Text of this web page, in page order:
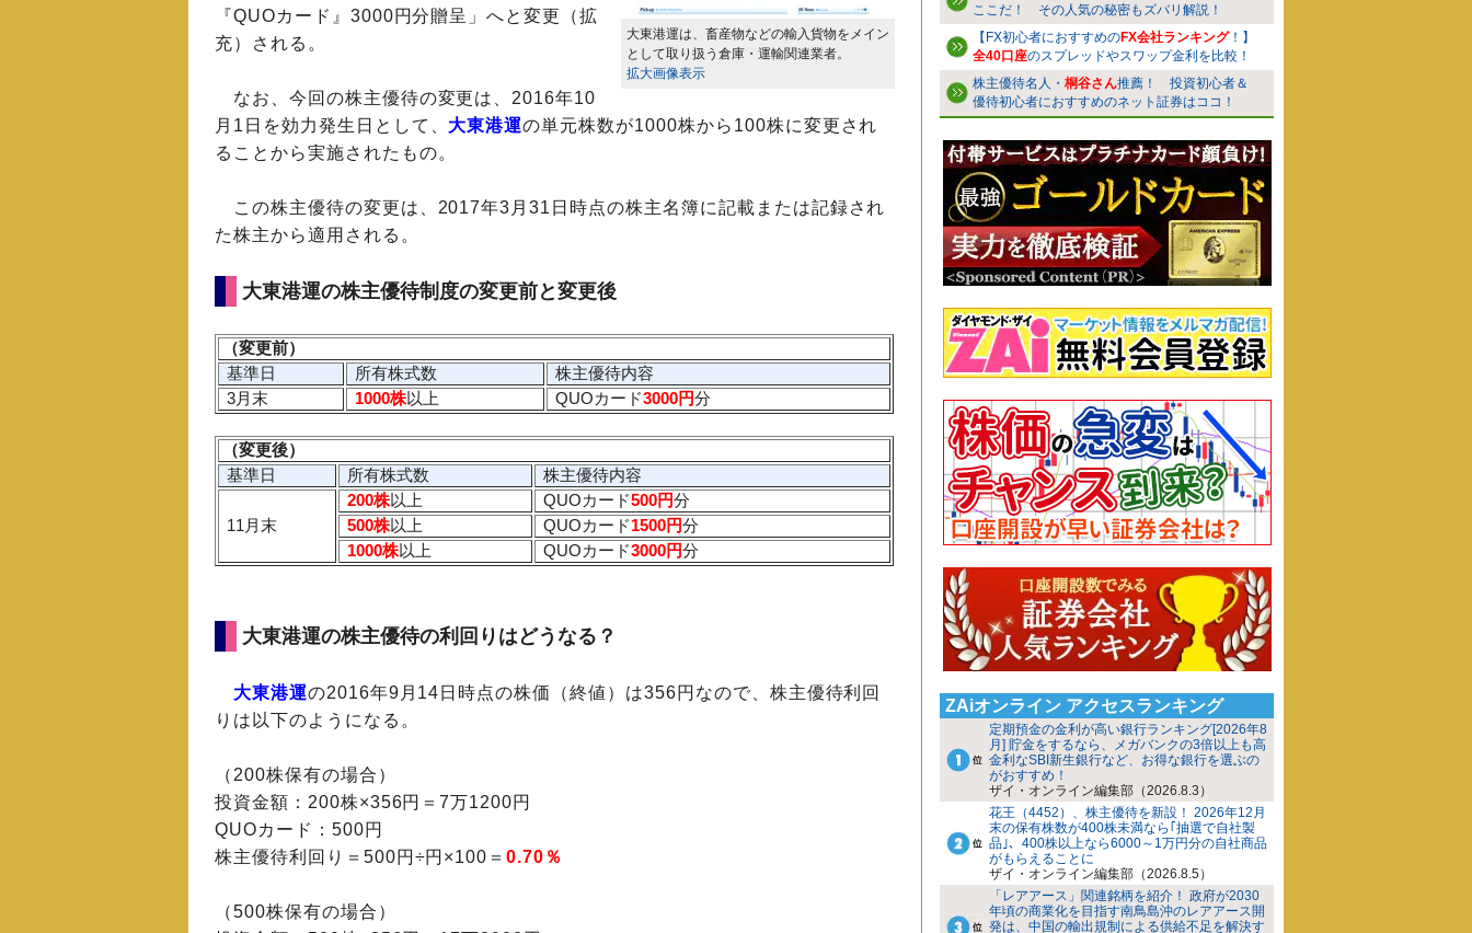
大東港運は、畜産物などの輸入貨物をメイン
として取り扱う倉庫・運輸関連業者。
拡大画像表示
『QUOカード』3000円分贈呈」へと変更（拡
充）される。
なお、今回の株主優待の変更は、2016年10
月1日を効力発生日として、 大東港運の単元株数が1000株から100株に変更され
ることから実施されたもの。
この株主優待の変更は、2017年3月31日時点の株主名簿に記載または記録され
た株主から適用される。
大東港運の株主優待制度の変更前と変更後
（変更前）
基準日
所有株式数
株主優待内容
3月末
1000株以上 QUOカード3000円分
（変更後）
基準日
所有株式数 株主優待内容
11月末
200株以上 QUOカード500円分
500株以上 QUOカード1500円分
1000株以上 QUOカード3000円分
大東港運の株主優待の利回りはどうなる？
大東港運の2016年9月14日時点の株価（終値）は356円なので、株主優待利回
りは以下のようになる。
（200株保有の場合）
投資金額：200株×356円＝7万1200円
QUOカード：500円
株主優待利回り＝500円÷円×100＝0.70％
（500株保有の場合）
ここだ！ その人気の秘密もズバリ解説！
【FX初心者におすすめのFX会社ランキング！】
全40口座のスプレッドやスワップ金利を比較！
株主優待名人・ 桐谷さん推薦！ 投資初心者＆
優待初心者におすすめのネット証券はココ！
ZAiオンライン アクセスランキング
定期預金の金利が高い銀行ランキング[2026年8
月] 貯金をするなら、メガバンクの3倍以上も高
金利なSBI新生銀行など、お得な銀行を選ぶの
がおすすめ！
ザイ・オンライン編集部（2026.8.3）
花王（4452）、株主優待を新設！ 2026年12月
末の保有株数が400株未満なら｢抽選で自社製
品｣、400株以上なら6000～1万円分の自社商品
がもらえることに
ザイ・オンライン編集部（2026.8.5）
「レアアース」関連銘柄を紹介！ 政府が2030
年頃の商業化を目指す南鳥島沖のレアアース開
発は、中国の輸出規制による供給不足を解決す